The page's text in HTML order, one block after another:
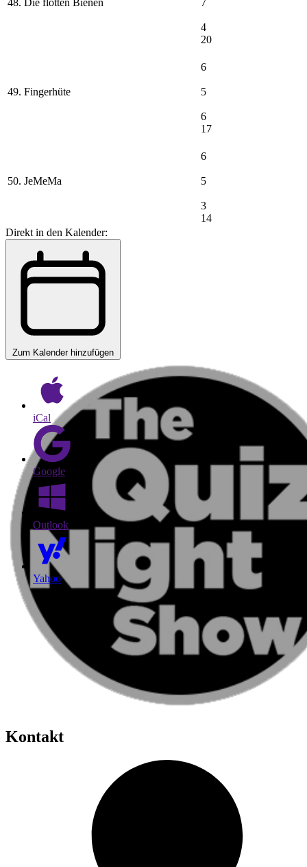
48. Die flotten Bienen 7
4
20
49. Fingerhüte
6
5
6
17
50. JeMeMa
6
5
3
14
Direkt in den Kalender:
Zum Kalender hinzufügen
iCal
Google
Outlook
Yahoo
Kontakt